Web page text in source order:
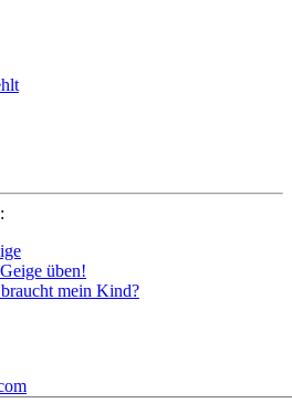
üben!
mein Kind?